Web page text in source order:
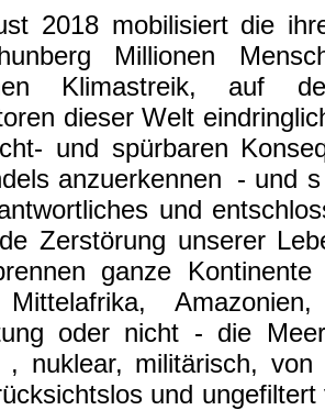
2018 mobilisiert die
Millionen
Klimastreik, auf
dieser Welt
und spürbaren
anzuerkennen - und
und
Zerstörung unserer
ganze
Mittelafrika,
oder nicht - die
, nuklear, militärisch,
und